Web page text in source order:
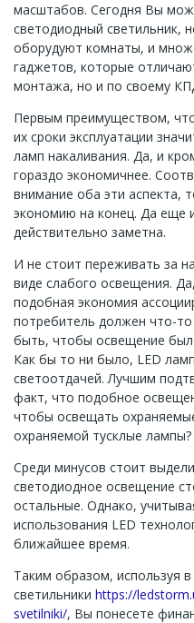
масштабов. Сегодня Вы
светодиодный светильник,
оборудуют комнаты, и
гаджетов, которые
монтажа, но и по своему
Первым преимуществом,
их сроки эксплуатации
ламп накаливания. Да, и
гораздо экономичнее.
внимание оба эти аспекта,
экономию на конец. Да еще
действительно заметна.
И не стоит переживать за
виде слабого освещения.
подобная экономия
потребитель должен что-
быть, чтобы освещение
Как бы то ни было, LED
светоотдачей. Лучшим
факт, что подобное
чтобы освещать
охраняемой тусклые
Среди минусов стоит
светодиодное освещение
остальные. Однако,
использования LED
ближайшее время.
Таким образом, используя
светильники https://
svetilniki/, Вы понесете